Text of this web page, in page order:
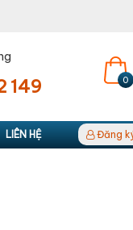
149 0
LIÊN HỆ Đăng